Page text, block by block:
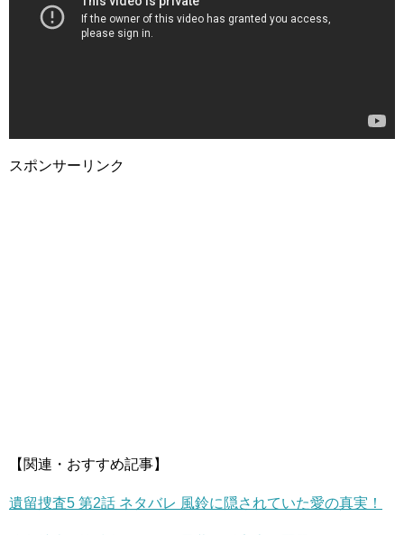
スポンサーリンク
【関連・おすすめ記事】
遺留捜査5 第2話 ネタバレ 風鈴に隠されていた愛の真実！